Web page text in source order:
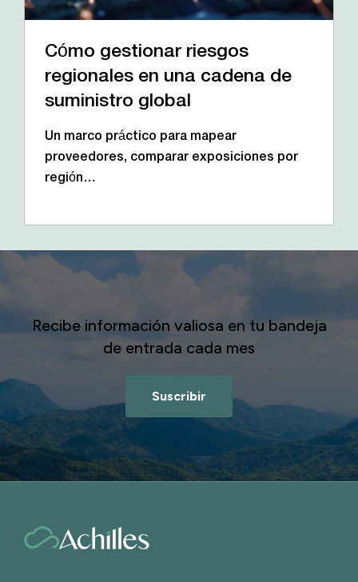
Cómo gestionar riesgos
regionales en una cadena de
suministro global
Un marco práctico para mapear
proveedores, comparar exposiciones por
región…
Recibe información valiosa en tu bandeja
de entrada cada mes
Suscribir